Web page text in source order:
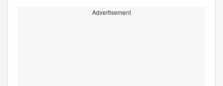
Advertisement